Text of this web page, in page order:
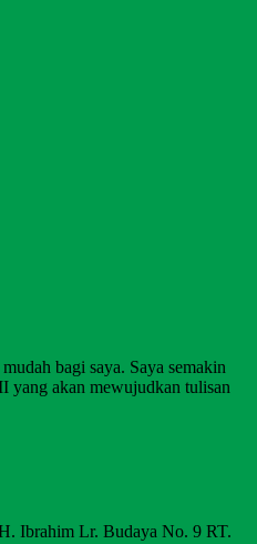
bagi saya. Saya semakin
yang akan mewujudkan tulisan
Ibrahim Lr. Budaya No. 9 RT.